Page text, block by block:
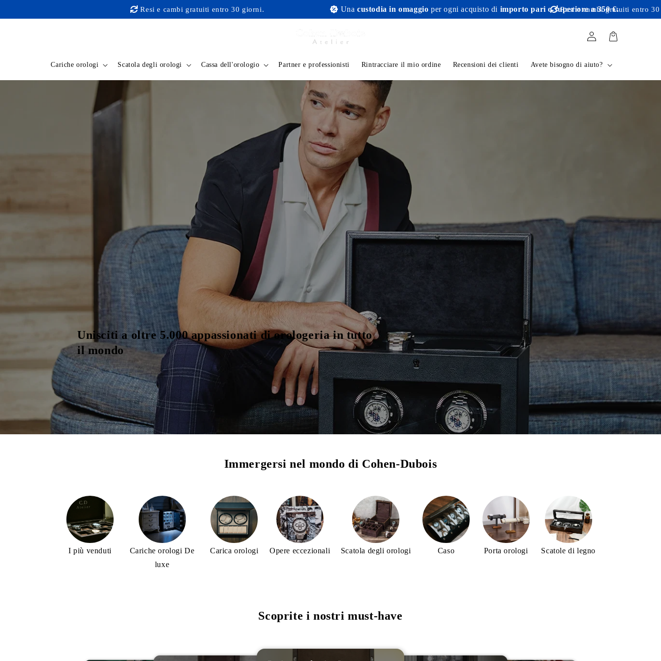
Resi e cambi gratuiti entro 30 giorni. custodia in omaggio per ogni acquisto diimporto pari o superiore a 350 €.Resi e cambi gratuiti entro 30 giorni.
Cariche orologi Scatola degli orologi Cassa dell'orologio Partner e professionisti Rintracciare il mio ordine Recensioni dei clienti Avete bisogno di aiuto?
ConnessioneCestino
Unisciti a oltre 5.000 appassionati di orologeria in tutto
il mondo
Immergersi nel mondo di Cohen-Dubois
I più venduti
Cariche orologi De
luxe
Carica orologi Opere eccezionali Scatola degli orologi Caso Porta orologi Scatole di legno
Scoprite i nostri must-have